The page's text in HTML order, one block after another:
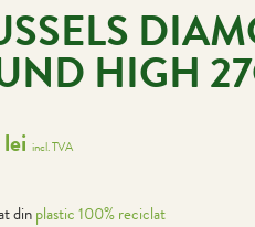
HIGH
lei incl. TVA
dinplastic 100% reciclat